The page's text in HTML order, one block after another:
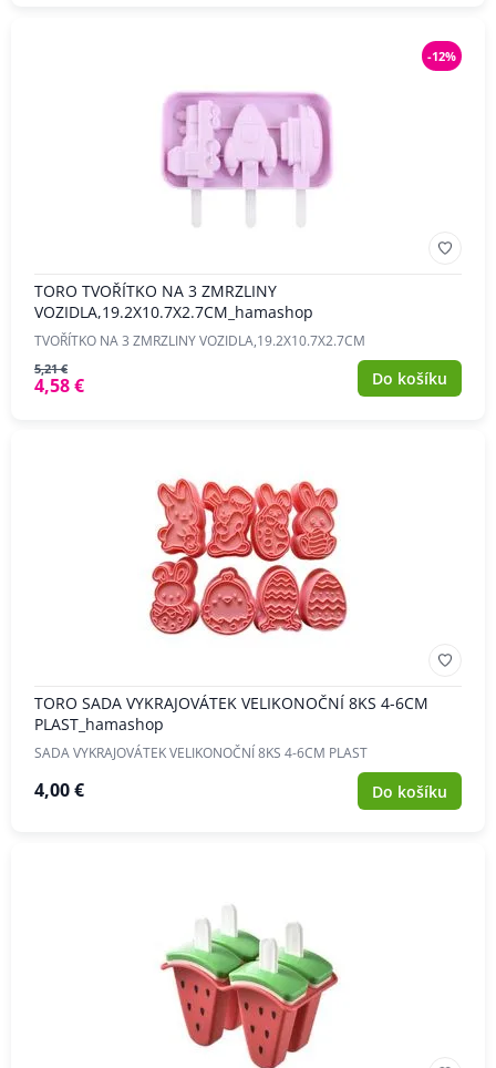
-12%
TORO TVOŘÍTKO NA 3 ZMRZLINY
VOZIDLA,19.2X10.7X2.7CM_hamashop
TVOŘÍTKO NA 3 ZMRZLINY VOZIDLA,19.2X10.7X2.7CM
5,21 €
4,58 € Do košíku
TORO SADA VYKRAJOVÁTEK VELIKONOČNÍ 8KS 4-6CM
PLAST_hamashop
SADA VYKRAJOVÁTEK VELIKONOČNÍ 8KS 4-6CM PLAST
4,00 € Do košíku